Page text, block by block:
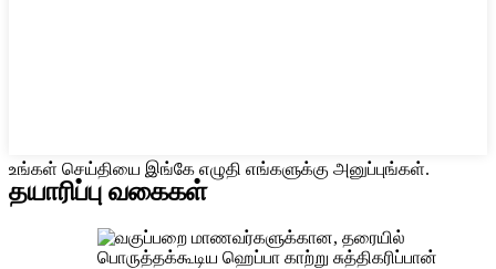
உங்கள் செய்தியை இங்கே எழுதி எங்களுக்கு அனுப்புங்கள்.
தயாரிப்பு வகைகள்